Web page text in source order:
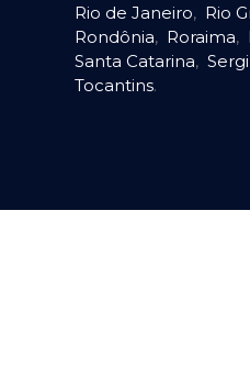
Rio de Janeiro, Rio
Rondônia, Roraima,
Santa Catarina,
Tocantins.